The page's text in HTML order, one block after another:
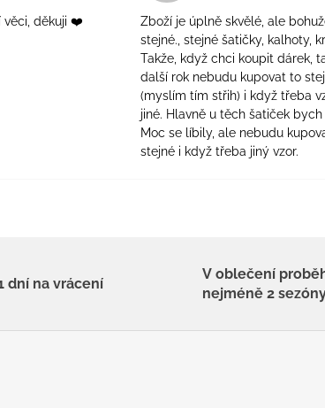
věci, děkuji ❤️
Zboží je úplně skvělé, ale
stejné., stejné šatičky, kalhoty,
Takže, když chci koupit dárek,
další rok nebudu kupovat to
(myslím tím střih) i když třeba
jiné. Hlavně u těch šatiček
Moc se líbily, ale nebudu
stejné i když třeba jiný vzor.
dní na vrácení
V oblečení
nejméně 2